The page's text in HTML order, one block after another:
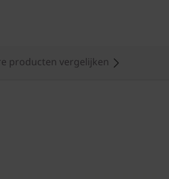
producten vergelijken